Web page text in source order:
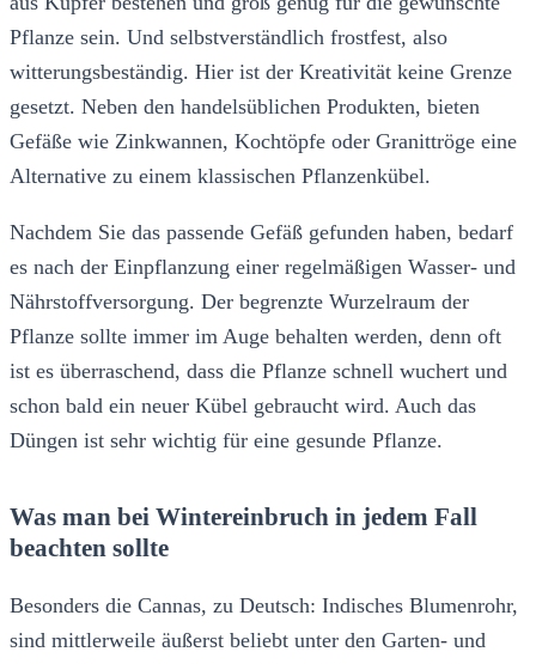
Pflanze sein. Und selbstverständlich frostfest, also
witterungsbeständig. Hier ist der Kreativität keine Grenze
gesetzt. Neben den handelsüblichen Produkten, bieten
Gefäße wie Zinkwannen, Kochtöpfe oder Granittröge eine
Alternative zu einem klassischen Pflanzenkübel.
Nachdem Sie das passende Gefäß gefunden haben, bedarf
es nach der Einpflanzung einer regelmäßigen Wasser- und
Nährstoffversorgung. Der begrenzte Wurzelraum der
Pflanze sollte immer im Auge behalten werden, denn oft
ist es überraschend, dass die Pflanze schnell wuchert und
schon bald ein neuer Kübel gebraucht wird. Auch das
Düngen ist sehr wichtig für eine gesunde Pflanze.
Was man bei Wintereinbruch in jedem Fall
beachten sollte
Besonders die Cannas, zu Deutsch: Indisches Blumenrohr,
sind mittlerweile äußerst beliebt unter den Garten- und